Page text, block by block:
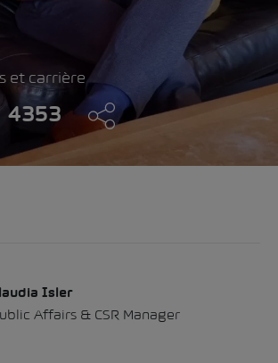
et carrière
4353
Isler
Affairs & CSR Manager